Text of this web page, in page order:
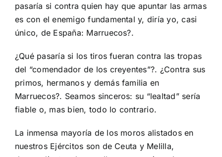
pasaría si contra quien hay que apuntar las armas
es con el enemigo fundamental y, diría yo, casi
único, de España: Marruecos?.
¿Qué pasaría si los tiros fueran contra las tropas
del “comendador de los creyentes”?. ¿Contra sus
primos, hermanos y demás familia en
Marruecos?. Seamos sinceros: su “lealtad” sería
fiable o, mas bien, todo lo contrario.
La inmensa mayoría de los moros alistados en
nuestros Ejércitos son de Ceuta y Melilla,